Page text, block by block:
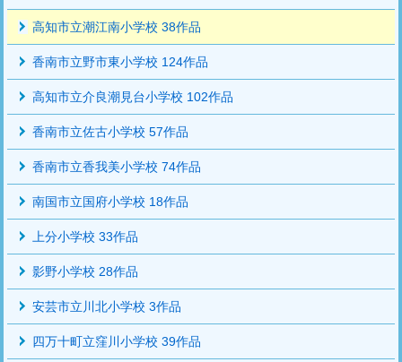
高知市立潮江南小学校 38作品
香南市立野市東小学校 124作品
高知市立介良潮見台小学校 102作品
香南市立佐古小学校 57作品
香南市立香我美小学校 74作品
南国市立国府小学校 18作品
上分小学校 33作品
影野小学校 28作品
安芸市立川北小学校 3作品
四万十町立窪川小学校 39作品